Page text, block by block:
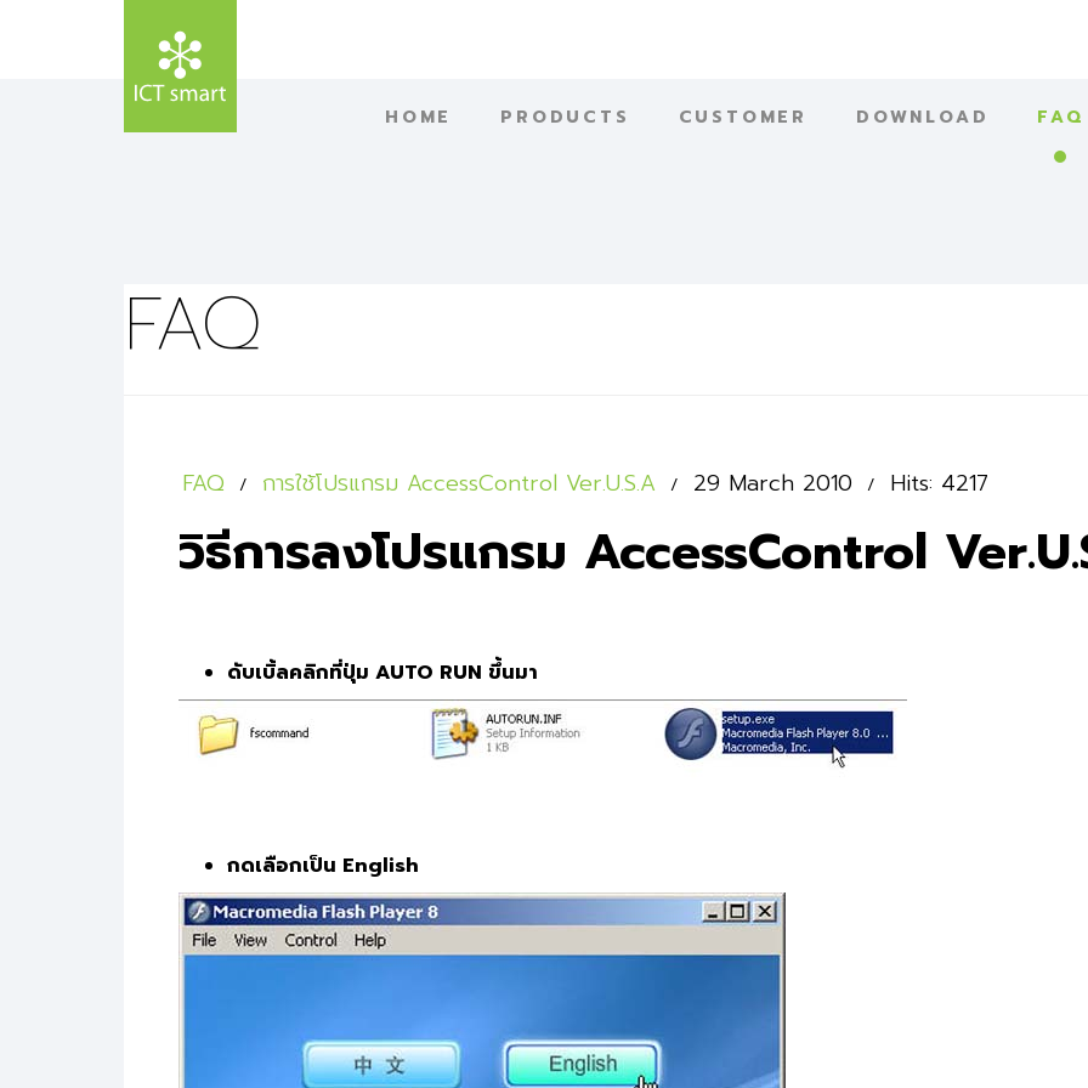
HOME PRODUCTS CUSTOMER DOWNLOAD FAQ
FAQ
FAQ การใช้โปรแกรม AccessControl Ver.U.S.A 29 March 2010 Hits: 4217
วิธีการลงโปรแกรม AccessControl
ดับเบิ้ลคลิกที่ปุ่ม AUTO RUN ขึ้นมา
กดเลือกเป็น English